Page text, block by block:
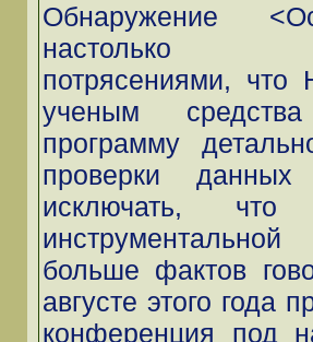
Обнаружение
настолько
потрясениями,
ученым
программу
проверки
исключать,
больше фактов
августе этого года
конференция под